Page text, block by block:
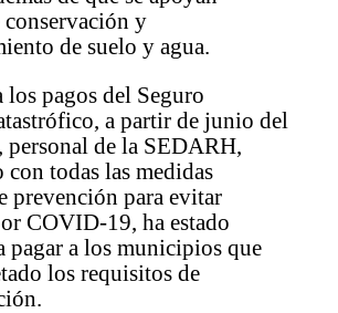
conservación y
de suelo y agua.
los pagos del Seguro
a partir de junio del
personal de la SEDARH,
todas las medidas
prevención para evitar
COVID-19, ha estado
pagar a los municipios que
los requisitos de